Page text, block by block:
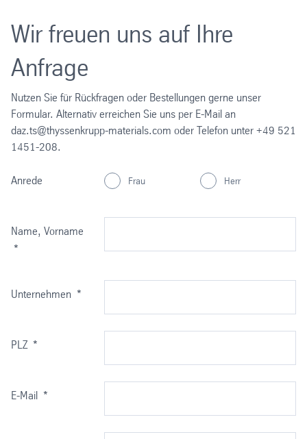
Wir freuen uns auf Ihre
Anfrage
Nutzen Sie für Rückfragen oder Bestellungen gerne unser
Formular. Alternativ erreichen Sie uns per E-Mail an
daz.ts@thyssenkrupp-materials.com oder Telefon unter +49 521
1451-208.
Anrede Frau Herr
Name, Vorname
*
Unternehmen *
PLZ *
E-Mail *